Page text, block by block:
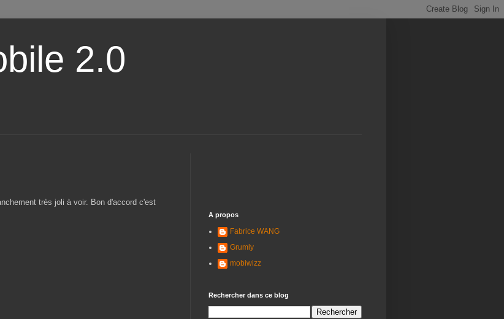
2.0
très joli à voir. Bon d'accord c'est
A propos
Fabrice WANG
Grumly
mobiwizz
Rechercher dans ce blog